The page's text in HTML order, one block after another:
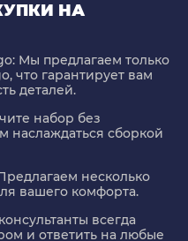
НА
: Мы предлагаем только
что гарантирует вам
деталей.
набор без
наслаждаться сборкой
несколько
вашего комфорта.
всегда
и ответить на любые